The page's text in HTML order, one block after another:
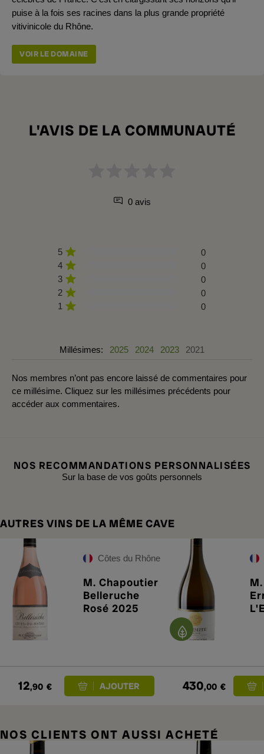
puise à la fois ses racines dans la plus grande propriété
vitivinicole du Rhône.
VOIR LE DOMAINE
L'AVIS DE LA COMMUNAUTÉ
0 avis
5
0
4
0
3
0
2
0
1
0
Millésimes: 2025 2024 2023 2021
Nos membres n’ont pas encore laissé de commentaires pour
ce millésime. Cliquez sur les millésimes précédents pour
accéder aux commentaires.
NOS RECOMMANDATIONS PERSONNALISÉES
Sur la base de vos goûts personnels
AUTRES VINS DE LA MÊME CAVE
Côtes du Rhône
M. Chapoutier
Belleruche
Rosé 2025
12,90 € 430,00 €
NOS CLIENTS ONT AUSSI ACHETÉ